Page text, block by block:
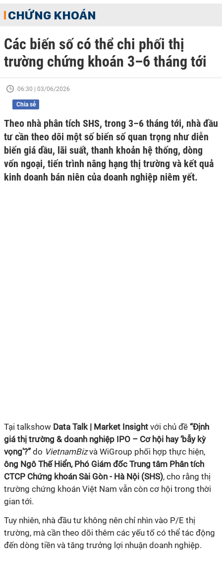
CHỨNG KHOÁN
Các biến số có thể chi phối thị
trường chứng khoán 3–6 tháng tới
06:30 | 03/06/2026
Chia sẻ
Theo nhà phân tích SHS, trong 3–6 tháng tới, nhà đầu
tư cần theo dõi một số biến số quan trọng như diễn
biến giá dầu, lãi suất, thanh khoản hệ thống, dòng
vốn ngoại, tiến trình nâng hạng thị trường và kết quả
kinh doanh bán niên của doanh nghiệp niêm yết.
Tại talkshow Data Talk | Market Insight với chủ đề “Định
giá thị trường & doanh nghiệp IPO – Cơ hội hay ‘bẫy kỳ
vọng’?” do VietnamBizvà WiGroup phối hợp thực hiện,
ông Ngô Thế Hiển, Phó Giám đốc Trung tâm Phân tích
CTCP Chứng khoán Sài Gòn - Hà Nội (SHS), cho rằng thị
trường chứng khoán Việt Nam vẫn còn cơ hội trong thời
gian tới.
Tuy nhiên, nhà đầu tư không nên chỉ nhìn vào P/E thị
trường, mà cần theo dõi thêm các yếu tố có thể tác động
đến dòng tiền và tăng trưởng lợi nhuận doanh nghiệp.